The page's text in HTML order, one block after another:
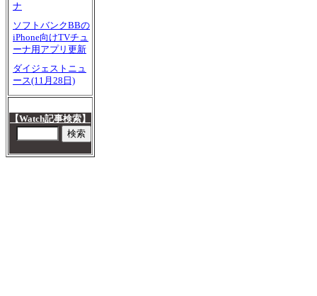
ナ
ソフトバンクBBの
iPhone向けTVチュ
ーナ用アプリ更新
ダイジェストニュ
ース(11月28日)
【Watch記事検索】